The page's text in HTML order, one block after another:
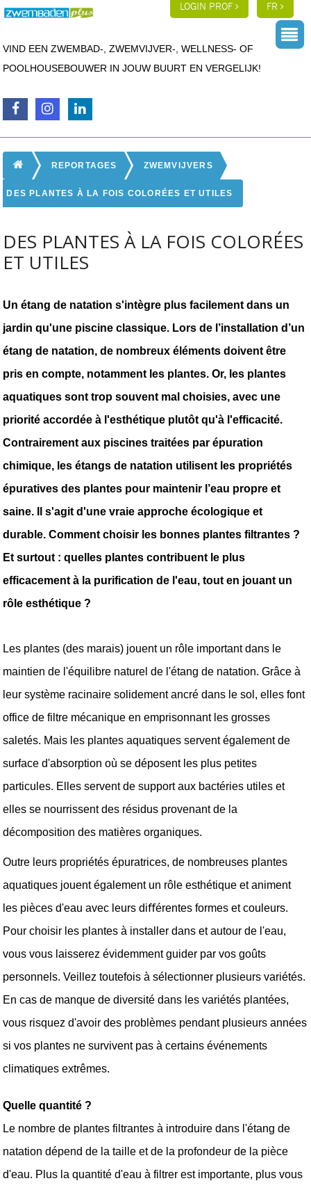
LOGIN PROF FR
VIND EEN ZWEMBAD-, ZWEMVIJVER-, WELLNESS- OF
POOLHOUSEBOUWER IN JOUW BUURT EN VERGELIJK!
REPORTAGES ZWEMVIJVERS
DES PLANTES À LA FOIS COLORÉES ET UTILES
DES PLANTES À LA FOIS COLORÉES
ET UTILES
Un étang de natation s'intègre plus facilement dans un
jardin qu'une piscine classique. Lors de l’installation d’un
étang de natation, de nombreux éléments doivent être
pris en compte, notamment les plantes. Or, les plantes
aquatiques sont trop souvent mal choisies, avec une
priorité accordée à l'esthétique plutôt qu'à l'efficacité.
Contrairement aux piscines traitées par épuration
chimique, les étangs de natation utilisent les propriétés
épuratives des plantes pour maintenir l’eau propre et
saine. Il s'agit d'une vraie approche écologique et
durable. Comment choisir les bonnes plantes filtrantes ?
Et surtout : quelles plantes contribuent le plus
efficacement à la purification de l'eau, tout en jouant un
rôle esthétique ?
Les plantes (des marais) jouent un rôle important dans le
maintien de l'équilibre naturel de l'étang de natation. Grâce à
leur système racinaire solidement ancré dans le sol, elles font
office de filtre mécanique en emprisonnant les grosses
saletés. Mais les plantes aquatiques servent également de
surface d'absorption où se déposent les plus petites
particules. Elles servent de support aux bactéries utiles et
elles se nourrissent des résidus provenant de la
décomposition des matières organiques.
Outre leurs propriétés épuratrices, de nombreuses plantes
aquatiques jouent également un rôle esthétique et animent
les pièces d'eau avec leurs diﬀérentes formes et couleurs.
Pour choisir les plantes à installer dans et autour de l'eau,
vous vous laisserez évidemment guider par vos goûts
personnels. Veillez toutefois à sélectionner plusieurs variétés.
En cas de manque de diversité dans les variétés plantées,
vous risquez d'avoir des problèmes pendant plusieurs années
si vos plantes ne survivent pas à certains événements
climatiques extrêmes.
Quelle quantité ?
Le nombre de plantes filtrantes à introduire dans l'étang de
natation dépend de la taille et de la profondeur de la pièce
d'eau. Plus la quantité d'eau à filtrer est importante, plus vous